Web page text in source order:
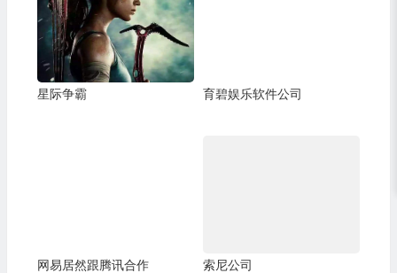
星际争霸 育碧娱乐软件公司
网易居然跟腾讯合作 索尼公司